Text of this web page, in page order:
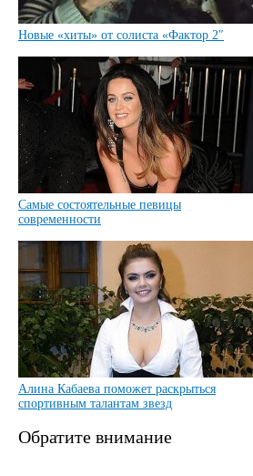
Новые «хиты» от солиста «Фактор 2″
Самые состоятельные певицы
современности
Алина Кабаева поможет раскрыться
спортивным талантам звезд
Обратите внимание